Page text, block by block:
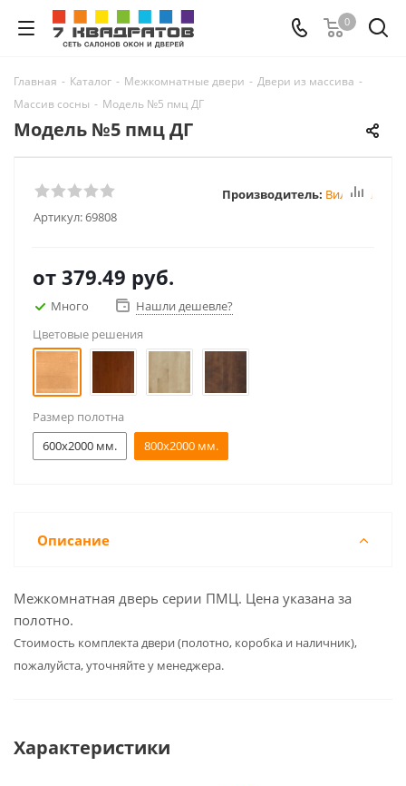
0
Главная - Каталог - Межкомнатные двери - Двери из массива -
Массив сосны - Модель №5 пмц ДГ
Модель №5 пмц ДГ
Артикул:69808
Производитель: Вилейка
от 379.49 руб.
Много
Нашли дешевле?
Цветовые решения
Размер полотна
600x2000 мм.
800x2000 мм.
Описание
Межкомнатная дверь серии ПМЦ. Цена указана за
полотно.
Cтоимость комплекта двери (полотно, коробка и наличник),
пожалуйста, уточняйте у менеджера.
Характеристики